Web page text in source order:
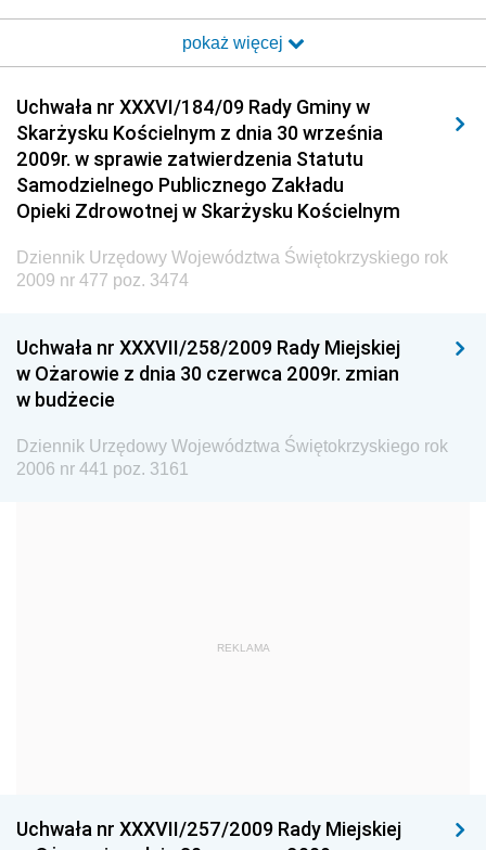
Dziennik Urzędowy Ministra Transportu i Budownictwa
Elektronicznej
Dziennik Urzędowy Ministra Spraw Wewnętrznych i
Administracji
Dziennik Urzędowy Ministra Transportu
Dziennik Urzędowy Ministra Budownictwa
Dziennik Urzędowy Ministra Nauki i Szkolnictwa
Dziennik Urzędowy Głównego Urzędu Miar
Dziennik Urzędowy Ministra Rolnictwa i Rozwoju Wsi
Sportu
Dziennik Urzędowy Ministra Edukacji i Nauki
Dziennik Urzędowy Ministra Gospodarki
pokaż więcej
Uchwała nr XXXVI/184/09 Rady Gminy w
Skarżysku Kościelnym z dnia 30 września
2009r. w sprawie zatwierdzenia Statutu
Samodzielnego Publicznego Zakładu
Opieki Zdrowotnej w Skarżysku Kościelnym
Dziennik Urzędowy Województwa Świętokrzyskiego rok
2009 nr 477 poz. 3474
Uchwała nr XXXVII/258/2009 Rady Miejskiej
w Ożarowie z dnia 30 czerwca 2009r. zmian
w budżecie
Dziennik Urzędowy Województwa Świętokrzyskiego rok
2006 nr 441 poz. 3161
REKLAMA
Uchwała nr XXXVII/257/2009 Rady Miejskiej